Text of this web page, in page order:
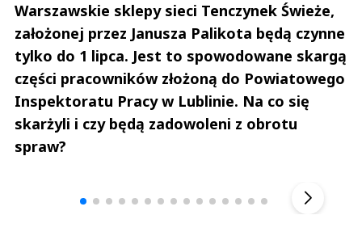
Warszawskie sklepy sieci Tenczynek Świeże,
założonej przez Janusza Palikota będą czynne
tylko do 1 lipca. Jest to spowodowane skargą
części pracowników złożoną do Powiatowego
Inspektoratu Pracy w Lublinie. Na co się
skarżyli i czy będą zadowoleni z obrotu
spraw?